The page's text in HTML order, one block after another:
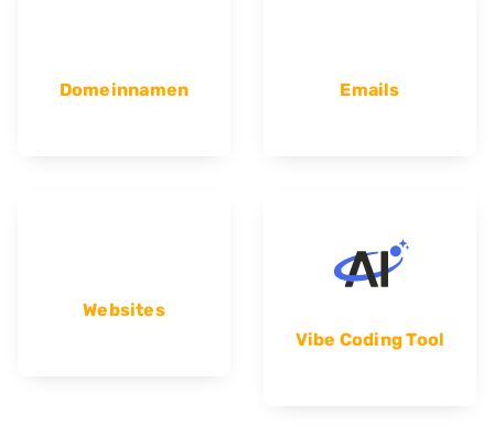
Domeinnamen Emails
Websites
Vibe Coding Tool